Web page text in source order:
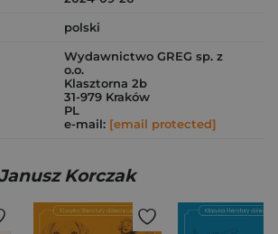
polski
Wydawnictwo GREG sp. z
o.o.
Klasztorna 2b
31-979 Kraków
PL
e-mail: [email protected]
Korczak